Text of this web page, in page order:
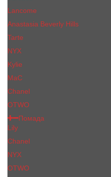
Lancome
Anastasia Beverly Hills
Tarte
NYX
Kylie
MaC
Сhanеl
OTWO
Помада
Lily
Chanel
NYX
OTWO